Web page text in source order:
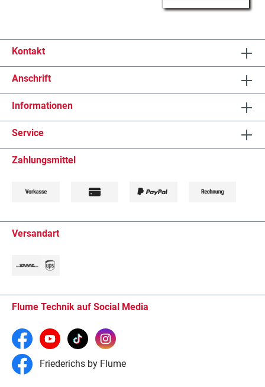
Kontakt
Anschrift
Informationen
Service
Zahlungsmittel
Versandart
Flume Technik auf Social Media
Friederichs by Flume